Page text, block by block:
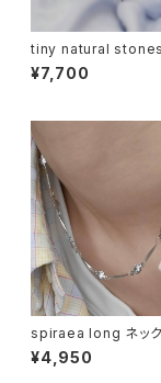
tiny natural stones
ス
¥7,700
spiraea long ネック
¥4,950